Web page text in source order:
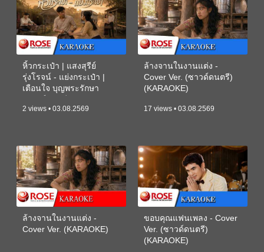
หิ้วกระเป๋า | แสงสุรีย์
รุ่งโรจน์ - แย่งกระเป๋า |
เตือนใจ บุญพระรักษา
2 views • 03.08.2569
ล้างจานในงานแต่ง -
Cover Ver. (ซาวด์ดนตรี)
(KARAOKE)
17 views • 03.08.2569
ล้างจานในงานแต่ง -
Cover Ver. (KARAOKE)
ขอบคุณแฟนเพลง - Cover
Ver. (ซาวด์ดนตรี)
(KARAOKE)